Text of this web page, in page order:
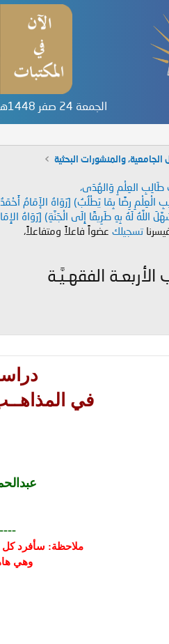
الجمعة 24 صفر 1448هـ & 7 أغسطس 2026م
الجامعية، والمنشورات البحثية
طَالِبِ العِلْمِ وَالهُدَى،
الْعِلْمِ رِضًا بِمَا يَطْلُبُ) [رَوَاهُ الإَمَامُ
لَهُ بِهِ طَرِيقًا إِلَى الْجَنَّةِ) [رَوَاهُ
تسجيلك عضواً فاعلاً ومتفاعلاً،
الفقهـيَّـة
في المذاهــب
ملاحظة: سأفرد كل
وهي